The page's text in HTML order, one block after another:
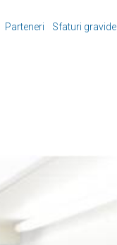
Parteneri Sfaturi gravide